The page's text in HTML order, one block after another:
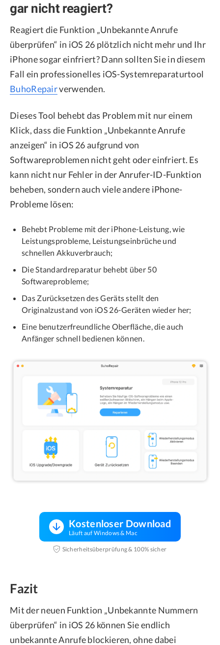
gar nicht reagiert?
Reagiert die Funktion „Unbekannte Anrufe
überprüfen“ in iOS 26 plötzlich nicht mehr und Ihr
iPhone sogar einfriert? Dann sollten Sie in diesem
Fall ein professionelles iOS-Systemreparaturtool
BuhoRepairverwenden.
Dieses Tool behebt das Problem mit nur einem
Klick, dass die Funktion „Unbekannte Anrufe
anzeigen“ in iOS 26 aufgrund von
Softwareproblemen nicht geht oder einfriert. Es
kann nicht nur Fehler in der Anrufer-ID-Funktion
beheben, sondern auch viele andere iPhone-
Probleme lösen:
Behebt Probleme mit der iPhone-Leistung, wie
Leistungsprobleme, Leistungseinbrüche und
schnellen Akkuverbrauch;
Die Standardreparatur behebt über 50
Softwareprobleme;
Das Zurücksetzen des Geräts stellt den
Originalzustand von iOS 26-Geräten wieder her;
Eine benutzerfreundliche Oberfläche, die auch
Anfänger schnell bedienen können.
Kostenloser Download
Läuft auf Windows & Mac
Sicherheitsüberprüfung & 100% sicher
Fazit
Mit der neuen Funktion „Unbekannte Nummern
überprüfen“ in iOS 26 können Sie endlich
unbekannte Anrufe blockieren, ohne dabei